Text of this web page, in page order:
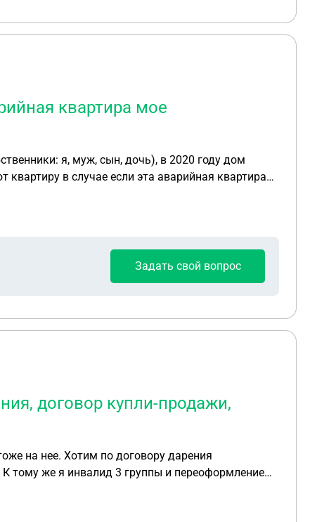
квартира мое
Задать свой вопрос
договор купли-продажи,
на нее. Хотим по договору дарения
тому же я инвалид 3 группы и переоформление
МФЦ планируем на